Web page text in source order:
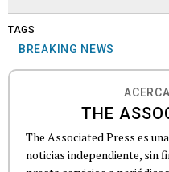
TAGS
BREAKING NEWS
THE
The Associated Press es
noticias independiente, sin